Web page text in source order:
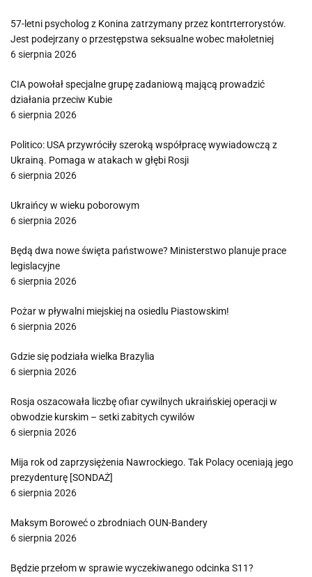
57-letni psycholog z Konina zatrzymany przez kontrterrorystów.
Jest podejrzany o przestępstwa seksualne wobec małoletniej
6 sierpnia 2026
CIA powołał specjalne grupę zadaniową mającą prowadzić
działania przeciw Kubie
6 sierpnia 2026
Politico: USA przywróciły szeroką współpracę wywiadowczą z
Ukrainą. Pomaga w atakach w głębi Rosji
6 sierpnia 2026
Ukraińcy w wieku poborowym
6 sierpnia 2026
Będą dwa nowe święta państwowe? Ministerstwo planuje prace
legislacyjne
6 sierpnia 2026
Pożar w pływalni miejskiej na osiedlu Piastowskim!
6 sierpnia 2026
Gdzie się podziała wielka Brazylia
6 sierpnia 2026
Rosja oszacowała liczbę ofiar cywilnych ukraińskiej operacji w
obwodzie kurskim – setki zabitych cywilów
6 sierpnia 2026
Mija rok od zaprzysiężenia Nawrockiego. Tak Polacy oceniają jego
prezydenturę [SONDAŻ]
6 sierpnia 2026
Maksym Boroweć o zbrodniach OUN-Bandery
6 sierpnia 2026
Będzie przełom w sprawie wyczekiwanego odcinka S11?